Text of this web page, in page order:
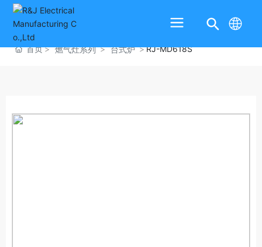
首页 燃气灶系列 台式炉 RJ-MD618S